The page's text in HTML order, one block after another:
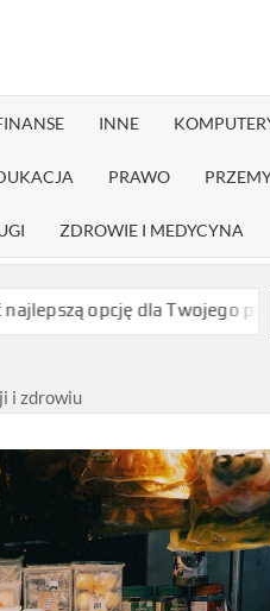
INNE
PRAWO
ZDROWIE I MEDYCYNA
dla Twojego projektu? Czy
i zdrowiu